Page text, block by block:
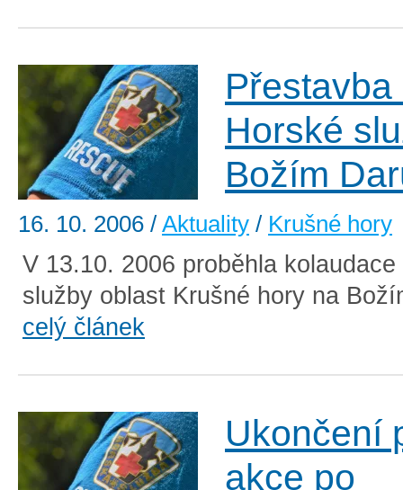
Horské
Božím
16. 10. 2006 / Aktuality / Krušné hory
V 13.10. 2006 proběhla
služby oblast Krušné hory na
celý článek
Ukončení
akce po